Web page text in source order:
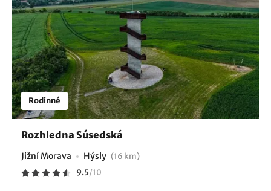
Rodinné
Rozhledna Súsedská
Jižní Morava Hýsly (16 km)
9.5/10